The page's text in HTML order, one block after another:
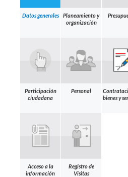
Datos generales
Planeamiento y
organización
Participación
ciudadana
Personal
bienes y
Acceso a la
información
Registro de
Visitas